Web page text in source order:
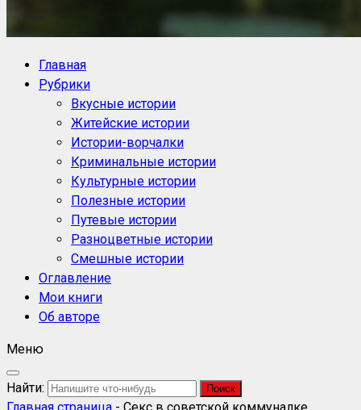
Блог историй NoorySan
Главная
Рубрики
Вкусные истории
Житейские истории
Истории-ворчалки
Криминальные истории
Культурные истории
Полезные истории
Путевые истории
Разноцветные истории
Смешные истории
Оглавление
Мои книги
Об авторе
Меню
Найти: